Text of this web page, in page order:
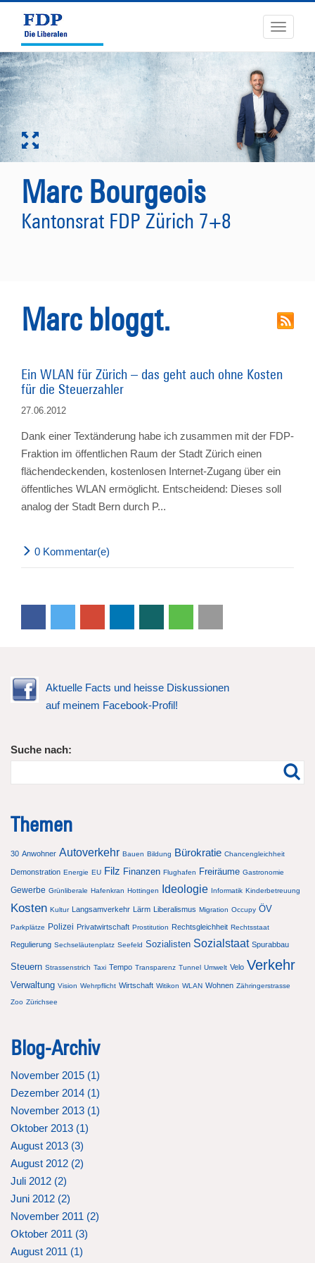
Toggle
Marc Bourgeois
Kantonsrat FDP Zürich 7+8
Marc bloggt.
Ein WLAN für Zürich – das geht auch ohne Kosten
für die Steuerzahler
27.06.2012
Dank einer Textänderung habe ich zusammen mit der FDP-
Fraktion im öffentlichen Raum der Stadt Zürich einen
flächendeckenden, kostenlosen Internet-Zugang über ein
öffentliches WLAN ermöglicht. Entscheidend: Dieses soll
analog der Stadt Bern durch P...
0 Kommentar(e)
Aktuelle Facts und heisse Diskussionen
auf meinem Facebook-Profil!
Suche nach:
Themen
30 Anwohner Autoverkehr Bauen Bildung Bürokratie Chancengleichheit
Demonstration Energie EU Filz Finanzen Flughafen Freiräume Gastronomie
Gewerbe Grünliberale Hafenkran Hottingen Ideologie Informatik Kinderbetreuung
Kosten Kultur Langsamverkehr Lärm Liberalismus Migration Occupy ÖV
Parkplätze Polizei Privatwirtschaft Prostitution Rechtsgleichheit Rechtsstaat
Regulierung Sechseläutenplatz Seefeld Sozialisten Sozialstaat Spurabbau
Steuern Strassenstrich Taxi Tempo Transparenz Tunnel Umwelt Velo Verkehr
Verwaltung Vision Wehrpflicht Wirtschaft Witikon WLAN Wohnen Zähringerstrasse
Zoo Zürichsee
Blog-Archiv
November 2015 (1)
Dezember 2014 (1)
November 2013 (1)
Oktober 2013 (1)
August 2013 (3)
August 2012 (2)
Juli 2012 (2)
Juni 2012 (2)
November 2011 (2)
Oktober 2011 (3)
August 2011 (1)